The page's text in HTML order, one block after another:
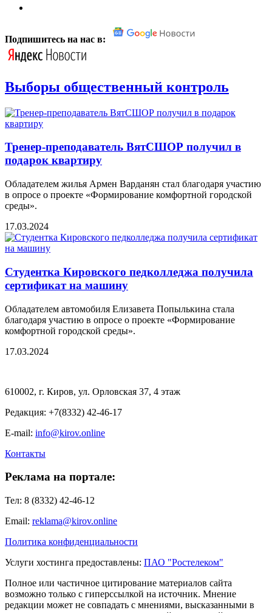
Подпишитесь на нас в:
Выборы общественный контроль
Тренер-преподаватель ВятСШОР получил в
подарок квартиру
Обладателем жилья Армен Варданян стал благодаря участию
в опросе о проекте «Формирование комфортной городской
среды».
17.03.2024
Студентка Кировского педколледжа получила
сертификат на машину
Обладателем автомобиля Елизавета Попылькина стала
благодаря участию в опросе о проекте «Формирование
комфортной городской среды».
17.03.2024
610002, г. Киров, ул. Орловская 37, 4 этаж
Редакция: +7(8332) 42-46-17
E-mail: info@kirov.online
Контакты
Реклама на портале:
Тел: 8 (8332) 42-46-12
Email: reklama@kirov.online
Политика конфиденциальности
Услуги хостинга предоставлены: ПАО "Ростелеком"
Полное или частичное цитирование материалов сайта
возможно только с гиперссылкой на источник. Мнение
редакции может не совпадать с мнениями, высказанными в